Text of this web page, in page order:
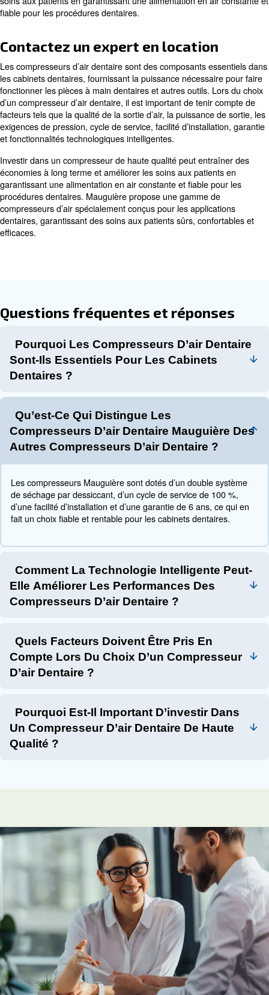
Technologie intelligente dans
compresseurs d’air dentaire
L’intégration d’une technologie intelligente peut
l’efficacité et la fiabilité des compresseurs d’air dentaire.
technologie intelligente offre une surveillance en temps
à distance et des mises à jour logicielles automatiques,
d’améliorer les performances et de réduire les coûts de
Ces caractéristiques garantissent que les compresseurs
fournissent un air propre et silencieux tout en donnant
commodité et à la fiabilité pour les professionnels
Installation et entretien
CFM et des PSI plus élevés. Comprendre HP est
puissance de vos outils et applications.
Une installation et une maintenance correctes sont
garantir la longévité et les performances des
dentaire. Lors de l’installation d’un compresseur, il est
choisir un emplacement propre et central à proximité
opératoires pour prendre en charge efficacement
interventions chirurgicales. Éviter les zones humides
Un entretien régulier est essentiel pour maintenir le
parfait état. Cela inclut le contrôle et le remplacement
dommages et la garantie que l’alimentation en air reste
permettre de réaliser des économies à long terme et
soins aux patients en garantissant une alimentation en
fiable pour les procédures dentaires.
Contactez un expert en
Les compresseurs d’air dentaire sont des composants
d’un compresseur d’air dentaire, il est important de
facteurs tels que la qualité de la sortie d’air, la
exigences de pression, cycle de service, facilité
Investir dans un compresseur de haute qualité peut
procédures dentaires. Mauguière propose une gamme
compresseurs d’air spécialement conçus pour les
dentaires, garantissant des soins aux patients sûrs,
Questions fréquentes et